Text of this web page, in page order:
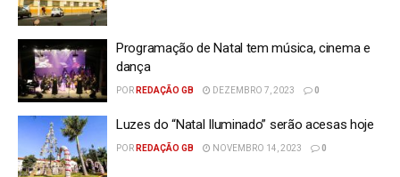
Programação de Natal tem música, cinema e
dança
POR REDAÇÃO GB DEZEMBRO 7, 2023 0
Luzes do “Natal Iluminado” serão acesas hoje
POR REDAÇÃO GB NOVEMBRO 14, 2023 0